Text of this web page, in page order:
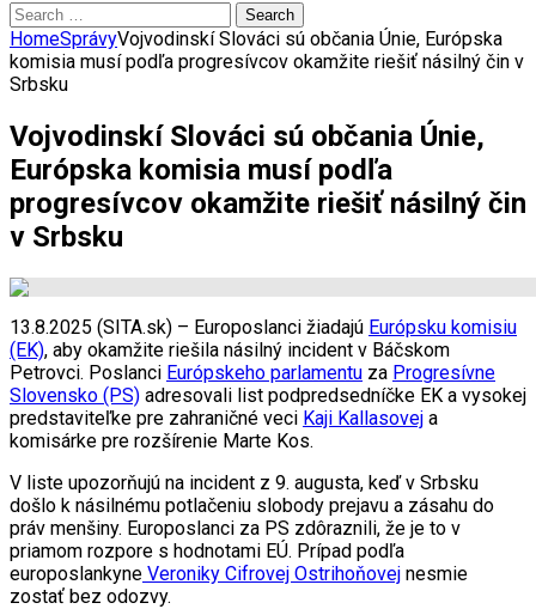
Search
for:
HomeSprávyVojvodinskí Slováci sú občania Únie, Európska
komisia musí podľa progresívcov okamžite riešiť násilný čin v
Srbsku
Vojvodinskí Slováci sú občania Únie,
Európska komisia musí podľa
progresívcov okamžite riešiť násilný čin
v Srbsku
13.8.2025 (SITA.sk) – Europoslanci žiadajú Európsku komisiu
(EK), aby okamžite riešila násilný incident v Báčskom
Petrovci. Poslanci Európskeho parlamentu za Progresívne
Slovensko (PS) adresovali list podpredsedníčke EK a vysokej
predstaviteľke pre zahraničné veci Kaji Kallasovej a
komisárke pre rozšírenie Marte Kos.
V liste upozorňujú na incident z 9. augusta, keď v Srbsku
došlo k násilnému potlačeniu slobody prejavu a zásahu do
práv menšiny. Europoslanci za PS zdôraznili, že je to v
priamom rozpore s hodnotami EÚ. Prípad podľa
europoslankyne Veroniky Cifrovej Ostrihoňovej nesmie
zostať bez odozvy.